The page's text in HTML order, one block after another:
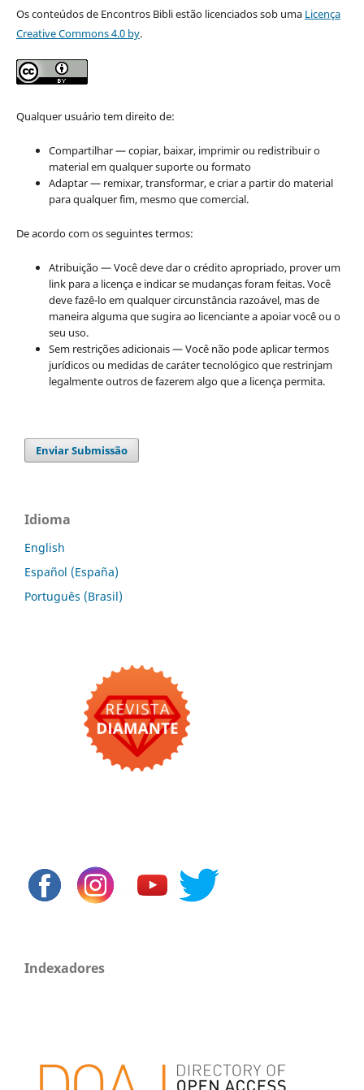
Os conteúdos de Encontros Bibli estão licenciados sob uma Licença
Creative Commons 4.0 by.
Qualquer usuário tem direito de:
Compartilhar — copiar, baixar, imprimir ou redistribuir o
material em qualquer suporte ou formato
Adaptar — remixar, transformar, e criar a partir do material
para qualquer fim, mesmo que comercial.
De acordo com os seguintes termos:
Atribuição — Você deve dar o crédito apropriado, prover um
link para a licença e indicar se mudanças foram feitas. Você
deve fazê-lo em qualquer circunstância razoável, mas de
maneira alguma que sugira ao licenciante a apoiar você ou o
seu uso.
Sem restrições adicionais — Você não pode aplicar termos
jurídicos ou medidas de caráter tecnológico que restrinjam
legalmente outros de fazerem algo que a licença permita.
Enviar Submissão
Idioma
English
Español (España)
Português (Brasil)
Indexadores